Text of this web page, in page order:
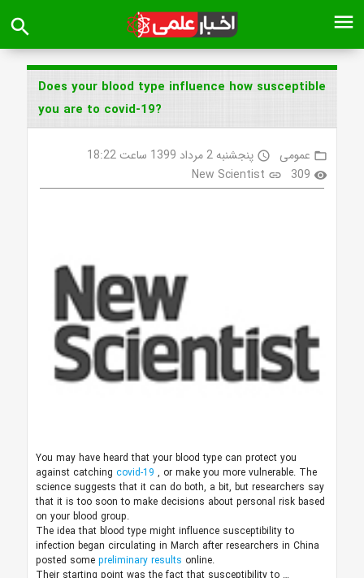
menu
search
Does your blood type influence how susceptible
you are to covid-19?
folder_open عمومی access_time پنجشنبه 2 مرداد 1399 ساعت 18:22
visibility
309
link
New Scientist
You may have heard that your blood type can protect you
against catching covid-19 , or make you more vulnerable. The
science suggests that it can do both, a bit, but researchers say
that it is too soon to make decisions about personal risk based
on your blood group.
The idea that blood type might influence susceptibility to
infection began circulating in March after researchers in China
posted some preliminary results online.